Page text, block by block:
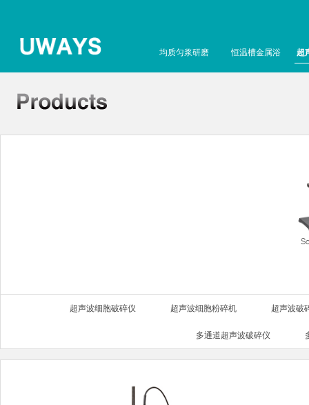
均质匀浆研磨 恒温槽金属浴 超
超声波细胞破碎仪 超声波细胞粉碎机 超声波破
多通道超声波破碎仪